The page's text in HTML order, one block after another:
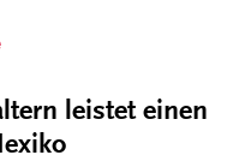
leistet einen